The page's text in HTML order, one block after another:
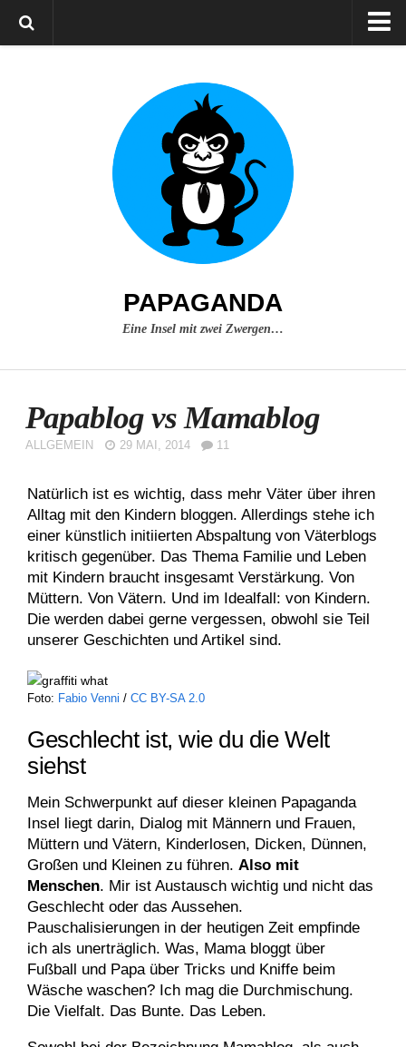
PAPAGANDA
Eine Insel mit zwei Zwergen…
Papablog vs Mamablog
ALLGEMEIN 29 MAI, 2014 11
Natürlich ist es wichtig, dass mehr Väter über ihren
Alltag mit den Kindern bloggen. Allerdings stehe ich
einer künstlich initiierten Abspaltung von Väterblogs
kritisch gegenüber. Das Thema Familie und Leben
mit Kindern braucht insgesamt Verstärkung. Von
Müttern. Von Vätern. Und im Idealfall: von Kindern.
Die werden dabei gerne vergessen, obwohl sie Teil
unserer Geschichten und Artikel sind.
Foto: Fabio Venni / CC BY-SA 2.0
Geschlecht ist, wie du die Welt
siehst
Mein Schwerpunkt auf dieser kleinen Papaganda
Insel liegt darin, Dialog mit Männern und Frauen,
Müttern und Vätern, Kinderlosen, Dicken, Dünnen,
Großen und Kleinen zu führen. Also mit
Menschen. Mir ist Austausch wichtig und nicht das
Geschlecht oder das Aussehen.
Pauschalisierungen in der heutigen Zeit empfinde
ich als unerträglich. Was, Mama bloggt über
Fußball und Papa über Tricks und Kniffe beim
Wäsche waschen? Ich mag die Durchmischung.
Die Vielfalt. Das Bunte. Das Leben.